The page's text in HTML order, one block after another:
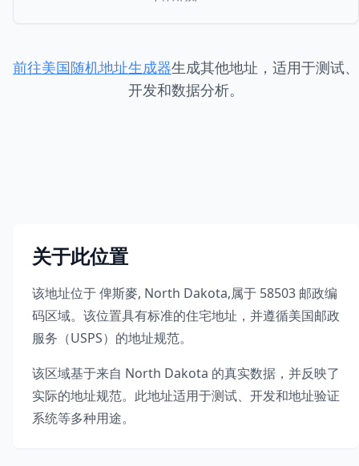
前往美国随机地址生成器生成其他地址，适用于测试、
开发和数据分析。
关于此位置
该地址位于俾斯麥, North Dakota,属于 58503 邮政编
码区域。该位置具有标准的住宅地址，并遵循美国邮政
服务（USPS）的地址规范。
该区域基于来自 North Dakota 的真实数据，并反映了
实际的地址规范。此地址适用于测试、开发和地址验证
系统等多种用途。